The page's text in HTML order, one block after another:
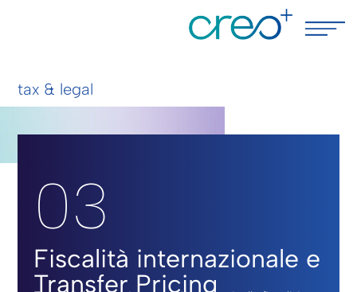
tax & legal
03
Fiscalità internazionale e
Transfer Pricing